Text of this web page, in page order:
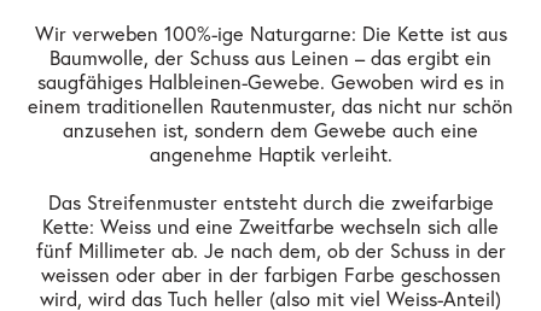
Wir verweben 100%-ige Naturgarne: Die Kette ist aus
Baumwolle, der Schuss aus Leinen – das ergibt ein
saugfähiges Halbleinen-Gewebe. Gewoben wird es in
einem traditionellen Rautenmuster, das nicht nur schön
anzusehen ist, sondern dem Gewebe auch eine
angenehme Haptik verleiht.
Das Streifenmuster entsteht durch die zweifarbige
Kette: Weiss und eine Zweitfarbe wechseln sich alle
fünf Millimeter ab. Je nach dem, ob der Schuss in der
weissen oder aber in der farbigen Farbe geschossen
wird, wird das Tuch heller (also mit viel Weiss-Anteil)